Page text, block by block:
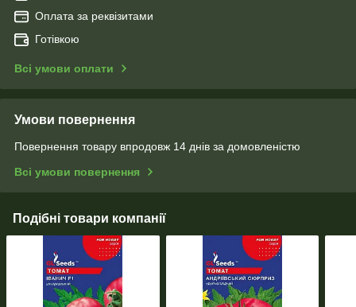
Оплата за реквізитами
Готівкою
Всі умови оплати
Умови повернення
Повернення товару впродовж 14 днів за домовленістю
Всі умови повернення
Подібні товари компанії